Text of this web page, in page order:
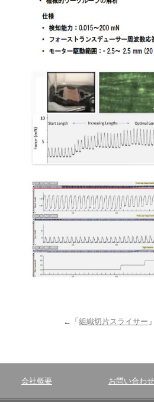
←「 組織切片スライサー
会社概要 お問い合わせ